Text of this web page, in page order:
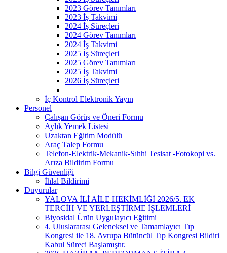
2023 Görev Tanımları
2023 İş Takvimi
2024 İş Süreçleri
2024 Görev Tanımları
2024 İş Takvimi
2025 İş Süreçleri
2025 Görev Tanımları
2025 İş Takvimi
2026 İş Süreçleri
İç Kontrol Elektronik Yayın
Personel
Çalışan Görüş ve Öneri Formu
Aylık Yemek Listesi
Uzaktan Eğitim Modülü
Araç Talep Formu
Telefon-Elektrik-Mekanik-Sıhhi Tesisat -Fotokopi vs.
Arıza Bildirim Formu
Bilgi Güvenliği
İhlal Bildirimi
Duyurular
YALOVA İLİ AİLE HEKİMLİĞİ 2026/5. EK
TERCİH VE YERLEŞTİRME İŞLEMLERİ ​
Biyosidal Ürün Uygulayıcı Eğitimi
4. Uluslararası Geleneksel ve Tamamlayıcı Tıp
Kongresi ile 18. Avrupa Bütüncül Tıp Kongresi Bildiri
Kabul Süreci Başlamıştır.